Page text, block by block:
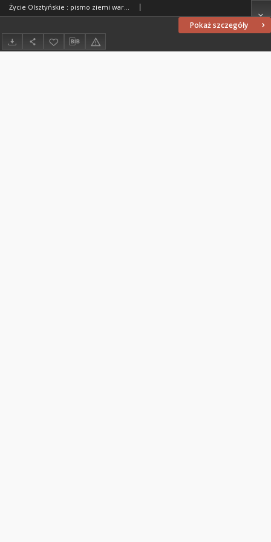
Pokaż szczegóły
Życie Olsztyńskie : pismo ziemi warmińsko-mazurskiej, 1954, nr 63